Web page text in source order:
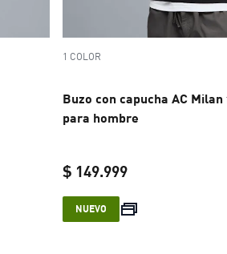
1 COLOR
Buzo con capucha AC Milan
para hombre
$ 149.999
current price $
NUEVO